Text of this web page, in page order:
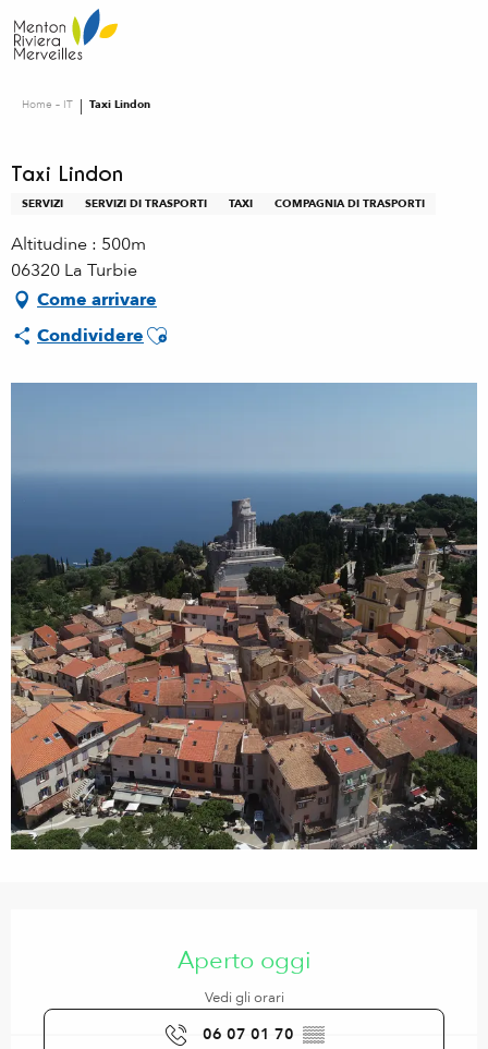
au
contenu
Home – IT Taxi Lindon
Taxi Lindon
SERVIZI SERVIZI DI TRASPORTI TAXI COMPAGNIA DI TRASPORTI
Altitudine : 500m
06320 La Turbie
Come arrivare
CondividereAjouter aux favoris
Aperto oggi
Vedi gli orari
06 07 01 70 ▒▒